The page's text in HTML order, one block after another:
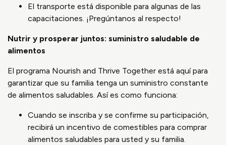
El transporte está disponible para algunas de las
capacitaciones. ¡Pregúntanos al respecto!
Nutrir y prosperar juntos: suministro saludable de
alimentos
El programa Nourish and Thrive Together está aquí para
garantizar que su familia tenga un suministro constante
de alimentos saludables. Así es como funciona:
Cuando se inscriba y se confirme su participación,
recibirá un incentivo de comestibles para comprar
alimentos saludables para usted y su familia.